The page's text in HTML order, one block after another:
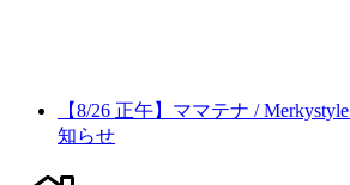
【8/26 正午】ママテナ /
知らせ